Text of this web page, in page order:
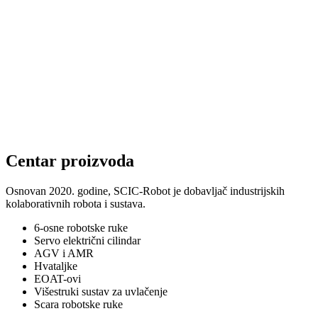
Centar proizvoda
Osnovan 2020. godine, SCIC-Robot je dobavljač industrijskih
kolaborativnih robota i sustava.
6-osne robotske ruke
Servo električni cilindar
AGV i AMR
Hvataljke
EOAT-ovi
Višestruki sustav za uvlačenje
Scara robotske ruke